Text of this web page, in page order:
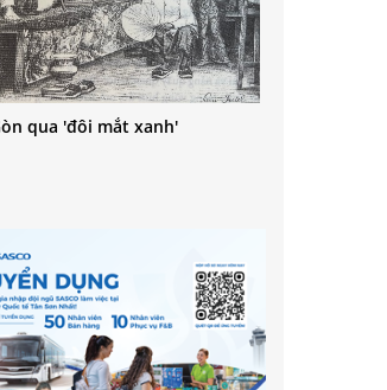
qua 'đôi mắt xanh'